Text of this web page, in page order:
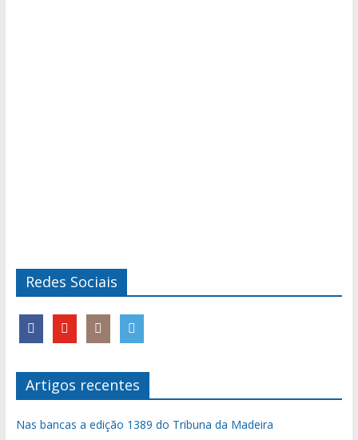
Redes Sociais
Artigos recentes
Nas bancas a edição 1389 do Tribuna da Madeira